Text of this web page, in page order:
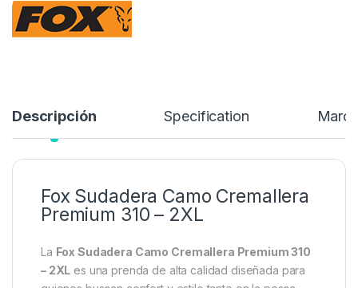
elásticomejoran la comodidad y aseguran un buen ajuste al
cuerpo. Lacapucha forrada con micropolar
44,99 64,99€